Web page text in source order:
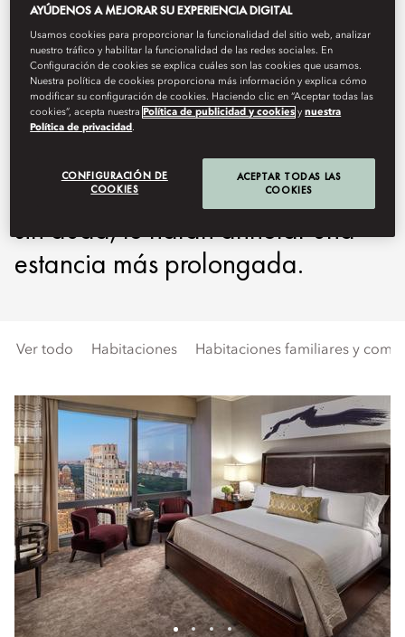
negocios. Desde la
majestuosidad de nuestras suites
cinco estrellas, podrá admirar
Central Park, el río Hudson y el
emblemático horizonte urbano,
en habitaciones espaciosas que,
sin duda, le harán anhelar una
estancia más prolongada.
Ver todo Habitaciones Habitaciones familiares y
AYÚDENOS A MEJORAR SU EXPERIENCIA DIGITAL
Usamos cookies para proporcionar la funcionalidad del sitio web, analizar
nuestro tráfico y habilitar la funcionalidad de las redes sociales. En
Configuración de cookies se explica cuáles son las cookies que usamos.
Nuestra política de cookies proporciona más información y explica cómo
modificar su configuración de cookies. Haciendo clic en “Aceptar todas las
cookies”, acepta nuestra Política de publicidad y cookies ynuestra
Política de privacidad .
CONFIGURACIÓN DE
COOKIES
ACEPTAR TODAS LAS
COOKIES